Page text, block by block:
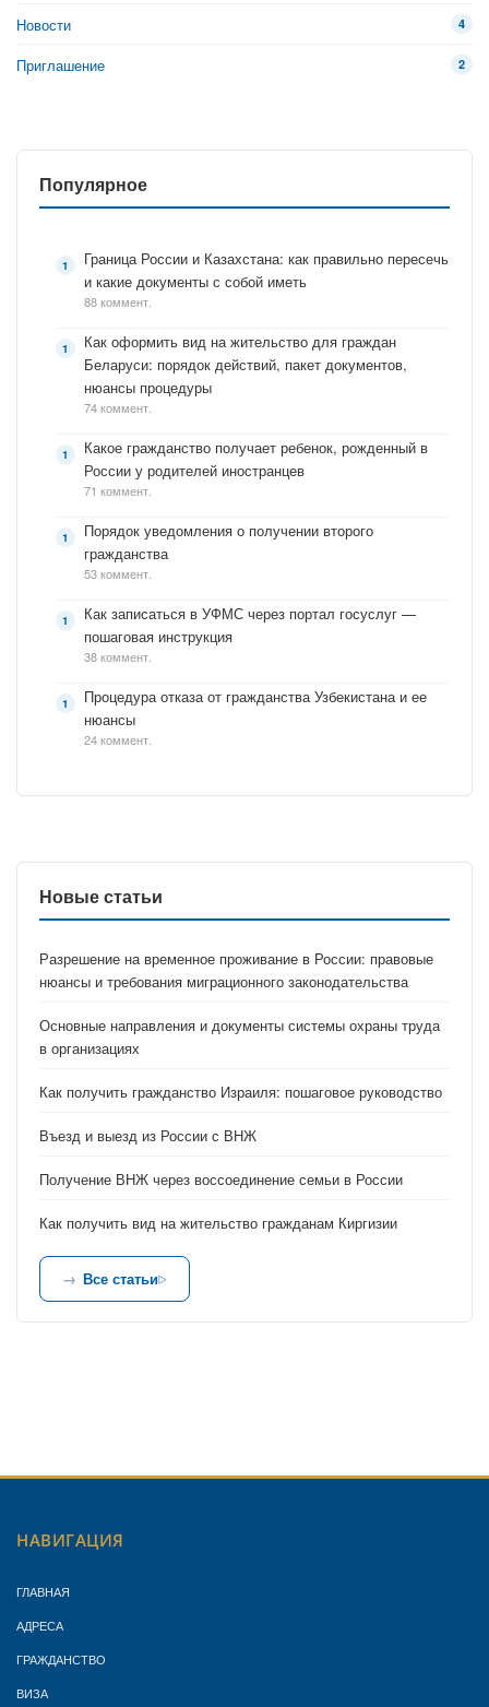
Новости 4
Приглашение 2
Популярное
Граница России и Казахстана: как правильно пересечь
и какие документы с собой иметь
88 коммент.
Как оформить вид на жительство для граждан
Беларуси: порядок действий, пакет документов,
нюансы процедуры
74 коммент.
Какое гражданство получает ребенок, рожденный в
России у родителей иностранцев
71 коммент.
Порядок уведомления о получении второго
гражданства
53 коммент.
Как записаться в УФМС через портал госуслуг —
пошаговая инструкция
38 коммент.
Процедура отказа от гражданства Узбекистана и ее
нюансы
24 коммент.
Новые статьи
Разрешение на временное проживание в России: правовые
нюансы и требования миграционного законодательства
Основные направления и документы системы охраны труда
в организациях
Как получить гражданство Израиля: пошаговое руководство
Въезд и выезд из России с ВНЖ
Получение ВНЖ через воссоединение семьи в России
Как получить вид на жительство гражданам Киргизии
Все статьи
НАВИГАЦИЯ
ГЛАВНАЯ
АДРЕСА
ГРАЖДАНСТВО
ВИЗА